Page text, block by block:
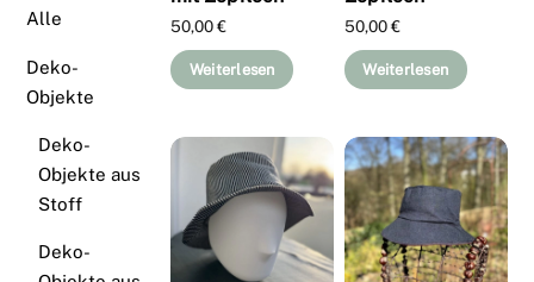
50,00€
Weiterlesen
50,00€
Weiterlesen
Alle
Deko-
Objekte
Deko-
Objekte aus
Stoff
Deko-